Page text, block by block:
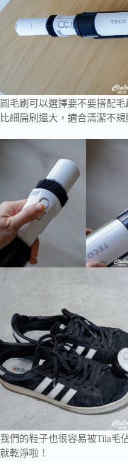
圓毛刷可以選擇要不要搭配
比細扁刷還大，適合清潔不規
我們的鞋子也很容易被Tila毛
就乾淨啦！